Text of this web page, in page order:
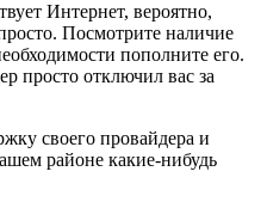
Интернет, вероятно,
Посмотрите наличие
пополните его.
просто отключил вас за
своего провайдера и
районе какие-нибудь